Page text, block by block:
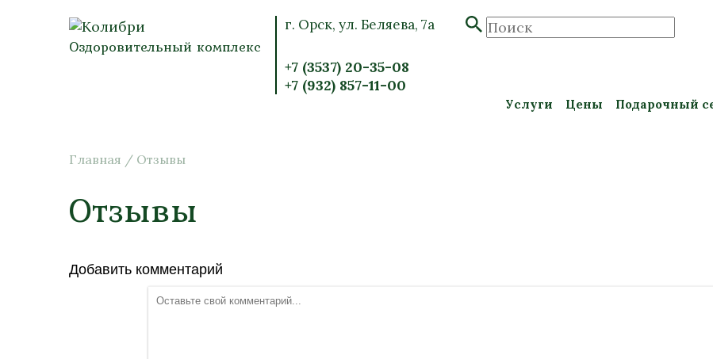
Оздоровительный комплекс
г. Орск, ул. Беляева, 7а
+7 (3537) 20-35-08
+7 (932) 857-11-00
Услуги Цены Подарочный
Главная / Отзывы
Отзывы
Добавить комментарий